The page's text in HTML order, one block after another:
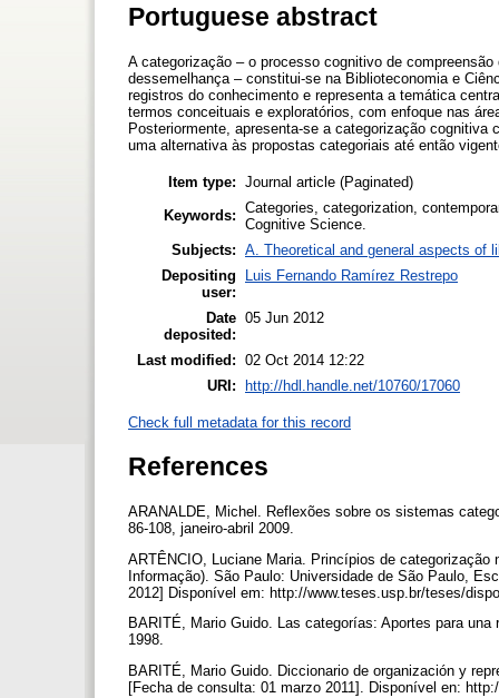
Portuguese abstract
A categorização – o processo cognitivo de
dessemelhança – constitui-se na Biblioteconomia e
registros do conhecimento e representa a temática
termos conceituais e exploratórios, com enfoque nas
Posteriormente, apresenta-se a categorização
uma alternativa às propostas categoriais até então
Item type: Journal article (Paginated)
Keywords: Categories, categorization,
Cognitive Science.
Subjects: A. Theoretical and general aspects of
Depositing
user:
Luis Fernando Ramírez Restrepo
Date
deposited:
05 Jun 2012
Last modified: 02 Oct 2014 12:22
URI:
http://hdl.handle.net/10760/17060
Check full metadata for this record
References
ARANALDE, Michel. Reflexões sobre os sistemas
86-108, janeiro-abril 2009.
ARTÊNCIO, Luciane Maria. Princípios de
Informação). São Paulo: Universidade de São Paulo,
2012] Disponível em: http://www.teses.usp.br/teses/
BARITÉ, Mario Guido. Las categorías: Aportes para
1998.
BARITÉ, Mario Guido. Diccionario de organización y
[Fecha de consulta: 01 marzo 2011]. Disponível en: